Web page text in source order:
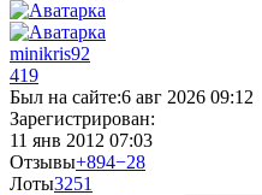
minikris92
419
Был на сайте:6 авг 2026 09:12
Зарегистрирован:
11 янв 2012 07:03
Отзывы+894−28
Лоты3251